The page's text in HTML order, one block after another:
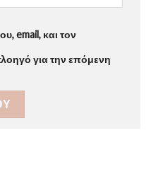
email, και τον
για την επόμενη